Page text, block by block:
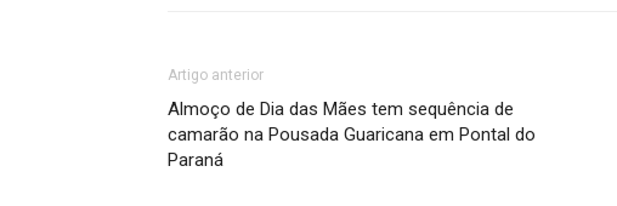
Artigo anterior
Almoço de Dia das Mães tem sequência de
camarão na Pousada Guaricana em Pontal do
Paraná